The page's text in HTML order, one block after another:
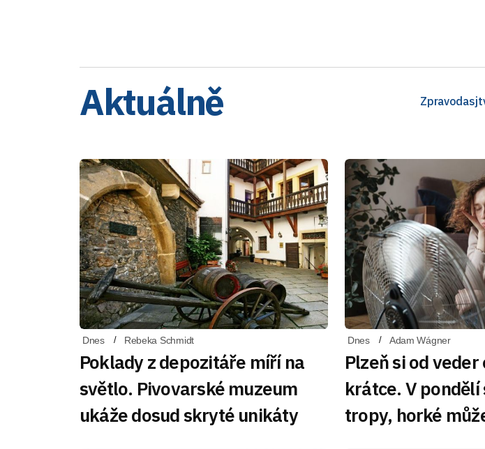
Aktuálně
Dnes Rebeka Schmidt
Poklady z depozitáře míří na
světlo. Pivovarské muzeum
ukáže dosud skryté unikáty
Dnes Adam Wágner
Plzeň si od
krátce. V
tropy, horké